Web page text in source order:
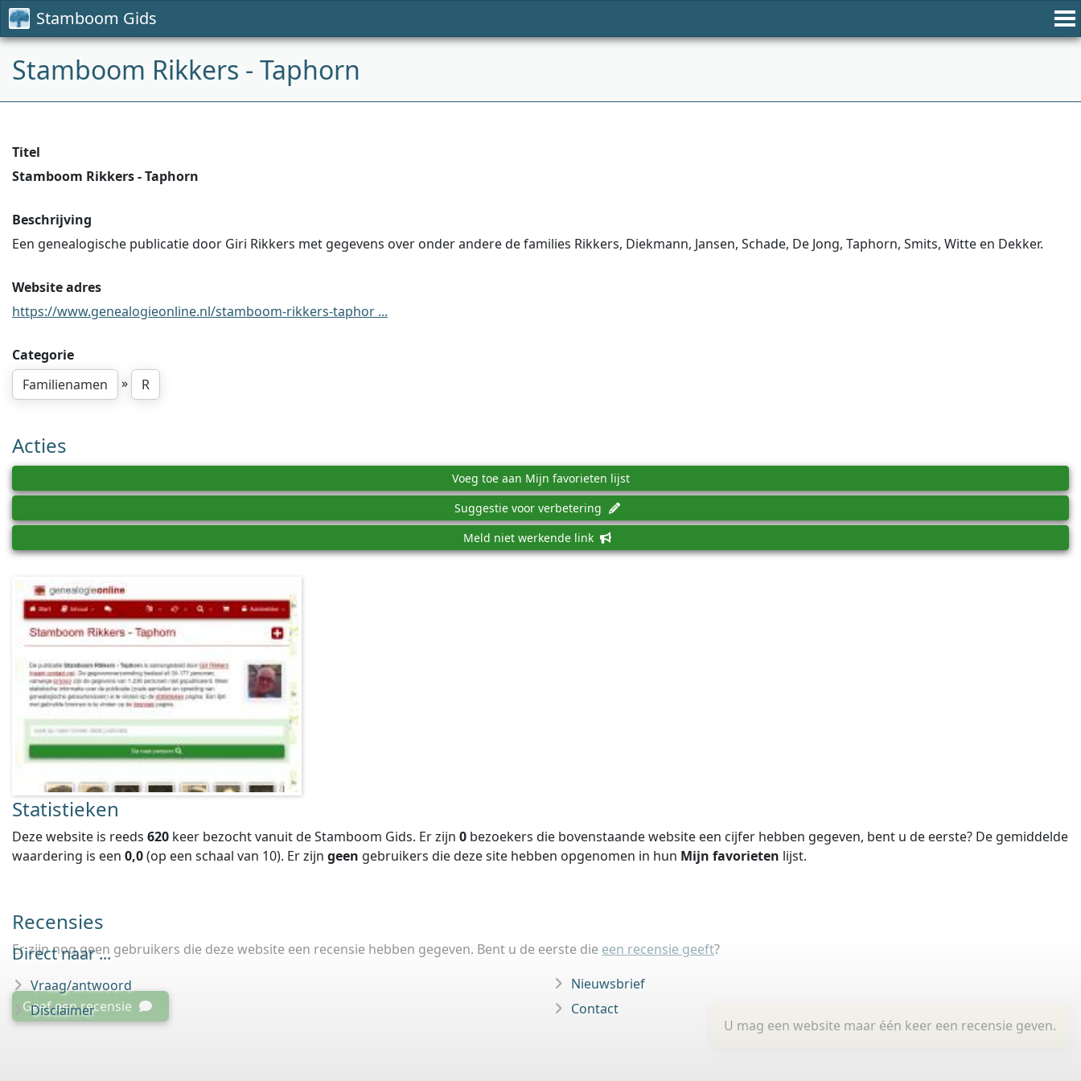
Stamboom Gids
Stamboom Rikkers - Taphorn
Titel
Stamboom Rikkers - Taphorn
Beschrijving
Een genealogische publicatie door Giri Rikkers met gegevens over onder andere de families Rikkers, Diekmann, Jansen, Schade, De Jong, Taphorn, Smits, Witte en Dekker.
Website adres
https://www.genealogieonline.nl/stamboom-rikkers-taphor ...
Categorie
Familienamen
» R
Acties
Voeg toe aan Mijn favorieten lijst
Suggestie voor verbetering
Meld niet werkende link
Statistieken
Deze website is reeds 620 keer bezocht vanuit de Stamboom Gids. Er zijn 0 bezoekers die bovenstaande website een cijfer hebben gegeven, bent u de eerste? De gemiddelde
waardering is een 0,0(op een schaal van 10). Er zijn geen gebruikers die deze site hebben opgenomen in hun Mijn favorieten lijst.
Recensies
Er zijn nog geen gebruikers die deze website een recensie hebben gegeven. Bent u de eerste die een recensie geeft?
U mag een website maar één keer een recensie geven.
Geef een recensie
Direct naar ...
Vraag/antwoord
Disclaimer
Nieuwsbrief
Contact